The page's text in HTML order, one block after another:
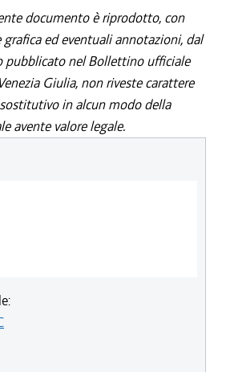
documento è riprodotto, con
grafica ed eventuali annotazioni, dal
pubblicato nel Bollettino ufficiale
Giulia, non riveste carattere
in alcun modo della
avente valore legale.